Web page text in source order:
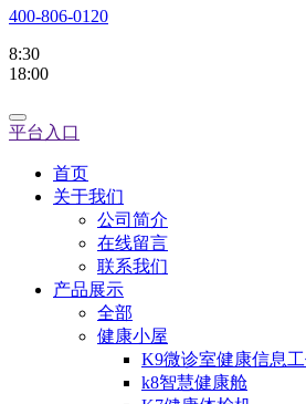
400-806-0120
8:30
18:00
平台入口
首页
关于我们
公司简介
在线留言
联系我们
产品展示
全部
健康小屋
K9微诊室健康信息
k8智慧健康舱